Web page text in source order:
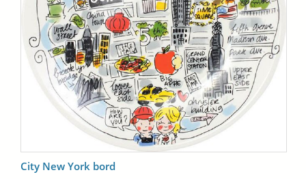
City New York bord